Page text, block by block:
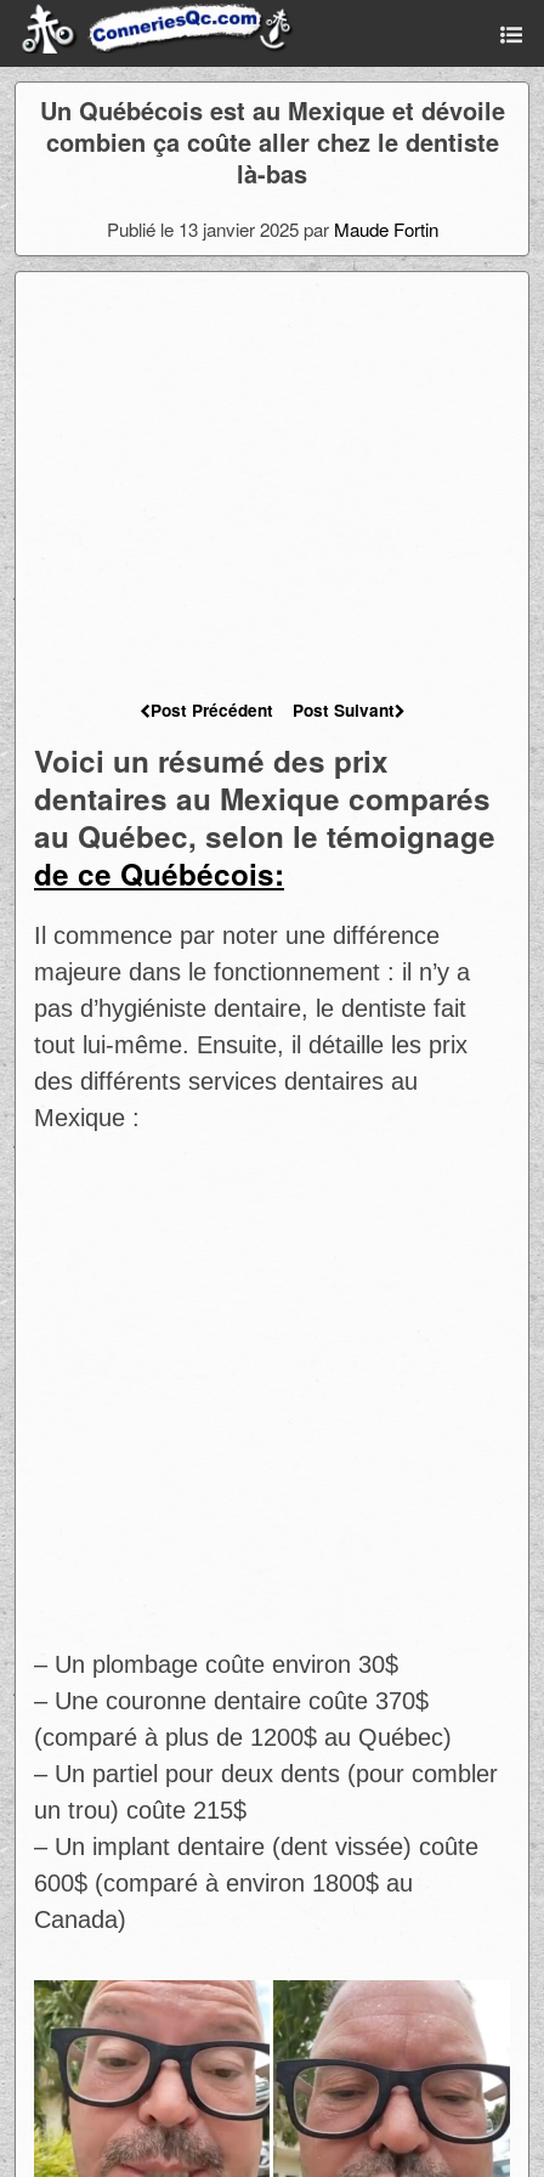
Un Québécois est au Mexique et dévoile
combien ça coûte aller chez le dentiste
là-bas
Publié le 13 janvier 2025 par Maude Fortin
Post Précédent Post Suivant
Voici un résumé des prix
dentaires au Mexique comparés
au Québec, selon le témoignage
de ce Québécois:
Il commence par noter une différence
majeure dans le fonctionnement : il n’y a
pas d’hygiéniste dentaire, le dentiste fait
tout lui-même. Ensuite, il détaille les prix
des différents services dentaires au
Mexique :
– Un plombage coûte environ 30$
– Une couronne dentaire coûte 370$
(comparé à plus de 1200$ au Québec)
– Un partiel pour deux dents (pour combler
un trou) coûte 215$
– Un implant dentaire (dent vissée) coûte
600$ (comparé à environ 1800$ au
Canada)